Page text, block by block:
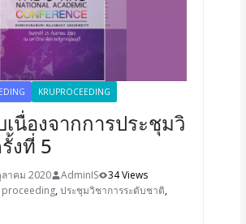
KRUPROCEEDING
นื่องจากการประชุมวิ
งที่ 5
าคม 2020 AdminIS
34 Views
proceeding,ประชุมวิชาการระดับชาติ,